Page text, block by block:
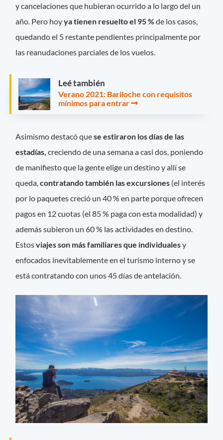
y cancelaciones que hubieran ocurrido a lo largo del un
año. Pero hoyya tienen resuelto el 95 %de los casos,
quedando el 5 restante pendientes principalmente por
las reanudaciones parciales de los vuelos.
Leé también
Verano 2021: Bariloche con requisitos
mínimos para entrar
Asimismo destacó quese estiraron los días de las
estadías, creciendo de una semana a casi dos, poniendo
de manifiesto que la gente elige un destino y allí se
queda,contratando también las excursiones (el interés
por lo paquetes creció un 40 % en parte porque ofrecen
pagos en 12 cuotas (el 85 % paga con esta modalidad) y
además subieron un 60 % las actividades en destino.
Estosviajes son más familiares que individualesy
enfocados inevitablemente en el turismo interno y se
está contratando con unos 45 días de antelación.